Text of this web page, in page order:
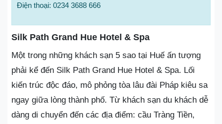
Điện thoại: 0234 3688 666
Silk Path Grand Hue Hotel & Spa
Một trong những khách sạn 5 sao tại Huế ấn tượng
phải kể đến Silk Path Grand Hue Hotel & Spa. Lối
kiến trúc độc đáo, mô phỏng tòa lâu đài Pháp kiêu sa
ngay giữa lòng thành phố. Từ khách sạn du khách dễ
dàng di chuyển đến các địa điểm: cầu Tràng Tiền,